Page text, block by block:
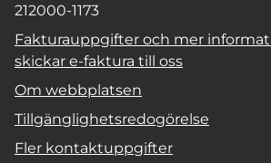
212000-1173
Fakturauppgifter och mer
skickar e-faktura till oss
Om webbplatsen
Tillgänglighetsredogörelse
Fler kontaktuppgifter